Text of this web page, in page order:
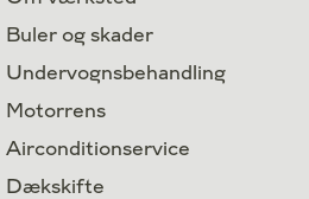
Buler og skader
Undervognsbehandling
Motorrens
Airconditionservice
Dækskifte